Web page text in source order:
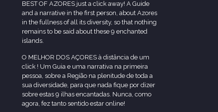
BEST OF AZORES just a click away! A Guide
and a narrative in the first person, about Azores
in the fullness of all its diversity, so that nothing
remains to be said about these 9 enchanted
islands.
O MELHOR DOS AÇORES à distância de um
click ! Um Guia e uma narrativa na primeira
pessoa, sobre a Região na plenitude de toda a
sua diversidade, para que nada fique por dizer
sobre estas 9 ilhas encantadas. Nunca, como
agora, fez tanto sentido estar online!